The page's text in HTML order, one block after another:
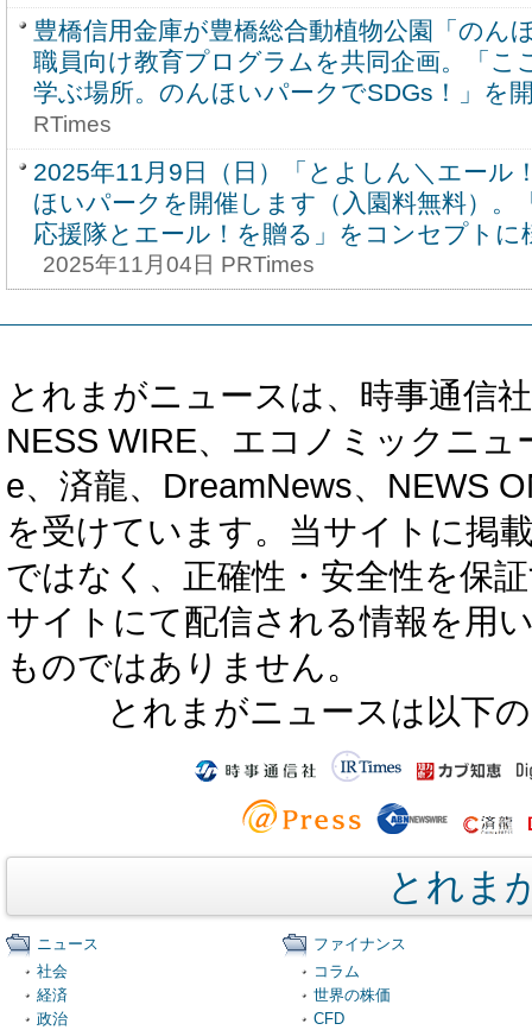
豊橋信用金庫が豊橋総合動植物公園「のん
職員向け教育プログラムを共同企画。「こ
学ぶ場所。のんほいパークでSDGs！」を
RTimes
2025年11月9日（日）「とよしん＼エール
ほいパークを開催します（入園料無料）。
応援隊とエール！を贈る」をコンセプトに
2025年11月04日 PRTimes
とれまがニュースは、時事通信
NESS WIRE、エコノミックニ
e、済龍、DreamNews、NEWS
を受けています。当サイトに掲
ではなく、正確性・安全性を保
サイトにて配信される情報を用
ものではありません。
とれまがニュースは以下
とれま
ニュース
社会
経済
政治
ファイナンス
コラム
世界の株価
CFD